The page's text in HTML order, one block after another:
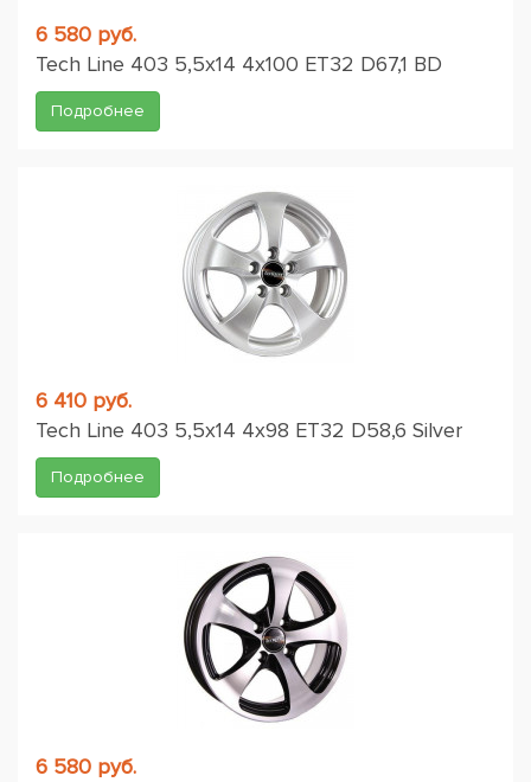
6 580 руб.
Tech Line 403 5,5x14 4x100 ET32 D67,1 BD
Подробнее
6 410 руб.
Tech Line 403 5,5x14 4x98 ET32 D58,6 Silver
Подробнее
6 580 руб.